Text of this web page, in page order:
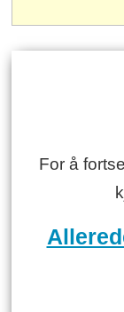
For å